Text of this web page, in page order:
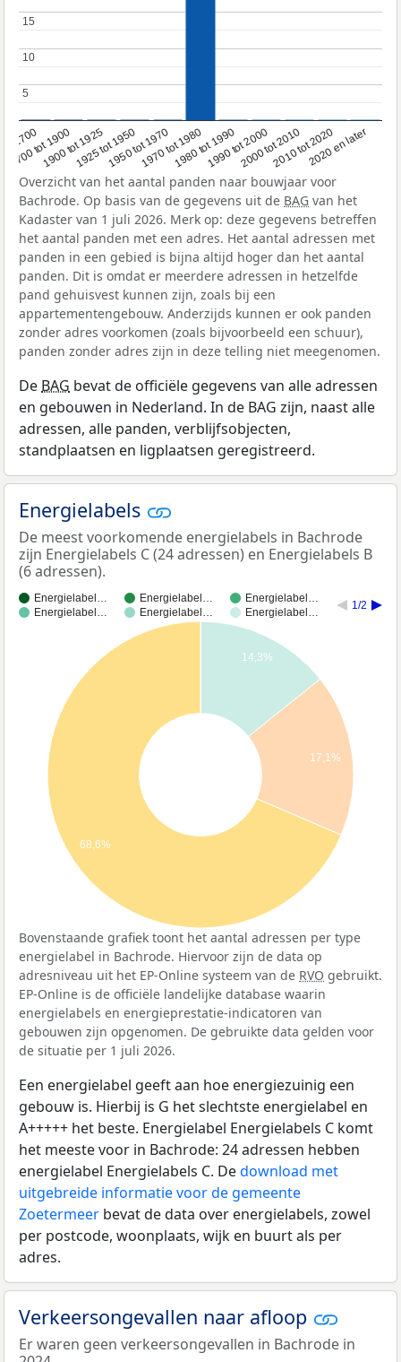
1700
1700 tot 1900
1900 tot 19251925 tot 19501950 tot 19701970 tot 19801980 tot 19901990 tot 20002000 tot 20102010 tot 20202020 en later
5
5
10
10
15
15
Overzicht van het aantal panden naar bouwjaar voor
Bachrode. Op basis van de gegevens uit de BAG van het
Kadaster van 1 juli 2026. Merk op: deze gegevens betreffen
het aantal panden met een adres. Het aantal adressen met
panden in een gebied is bijna altijd hoger dan het aantal
panden. Dit is omdat er meerdere adressen in hetzelfde
pand gehuisvest kunnen zijn, zoals bij een
appartementengebouw. Anderzijds kunnen er ook panden
zonder adres voorkomen (zoals bijvoorbeeld een schuur),
panden zonder adres zijn in deze telling niet meegenomen.
De BAG bevat de officiële gegevens van alle adressen
en gebouwen in Nederland. In de BAG zijn, naast alle
adressen, alle panden, verblijfsobjecten,
standplaatsen en ligplaatsen geregistreerd.
Energielabels
De meest voorkomende energielabels in Bachrode
zijn Energielabels C (24 adressen) en Energielabels B
(6 adressen).
Energielabel… Energielabel…
Energielabel…
Energielabel…
Energielabel… Energielabel…
1/2
14,3%
17,1%
68,6%
Bovenstaande grafiek toont het aantal adressen per type
energielabel in Bachrode. Hiervoor zijn de data op
adresniveau uit het EP-Online systeem van de RVO gebruikt.
EP-Online is de officiële landelijke database waarin
energielabels en energieprestatie-indicatoren van
gebouwen zijn opgenomen. De gebruikte data gelden voor
de situatie per 1 juli 2026.
Een energielabel geeft aan hoe energiezuinig een
gebouw is. Hierbij is G het slechtste energielabel en
A+++++ het beste. Energielabel Energielabels C komt
het meeste voor in Bachrode: 24 adressen hebben
energielabel Energielabels C. Dedownload met
uitgebreide informatie voor de gemeente
Zoetermeer bevat de data over energielabels, zowel
per postcode, woonplaats, wijk en buurt als per
adres.
Verkeersongevallen naar afloop
Er waren geen verkeersongevallen in Bachrode in